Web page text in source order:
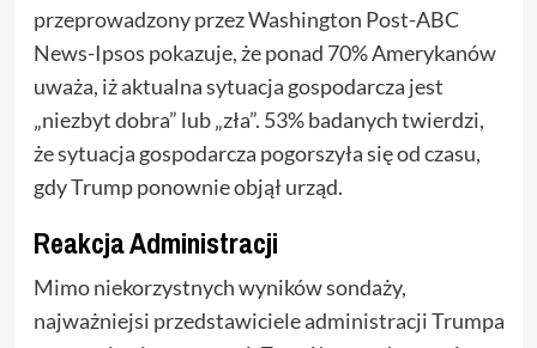
przeprowadzony przez Washington Post-ABC
News-Ipsos pokazuje, że ponad 70% Amerykanów
uważa, iż aktualna sytuacja gospodarcza jest
„niezbyt dobra” lub „zła”. 53% badanych twierdzi,
że sytuacja gospodarcza pogorszyła się od czasu,
gdy Trump ponownie objął urząd.
Reakcja Administracji
Mimo niekorzystnych wyników sondaży,
najważniejsi przedstawiciele administracji Trumpa